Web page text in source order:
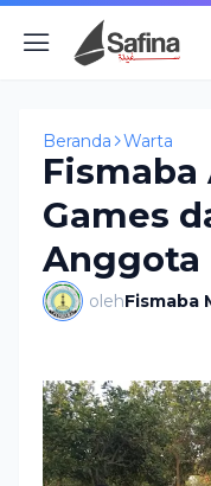
Beranda Warta
Fismaba
Games
Anggota
olehFismaba